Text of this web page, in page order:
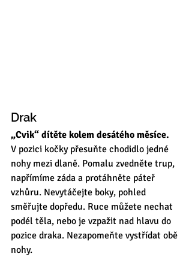
Drak
„Cvik“ dítěte kolem desátého měsíce.
V pozici kočky přesuňte chodidlo jedné
nohy mezi dlaně. Pomalu zvedněte trup,
napřímíme záda a protáhněte páteř
vzhůru. Nevytáčejte boky, pohled
směřujte dopředu. Ruce můžete nechat
podél těla, nebo je vzpažit nad hlavu do
pozice draka. Nezapomeňte vystřídat obě
nohy.